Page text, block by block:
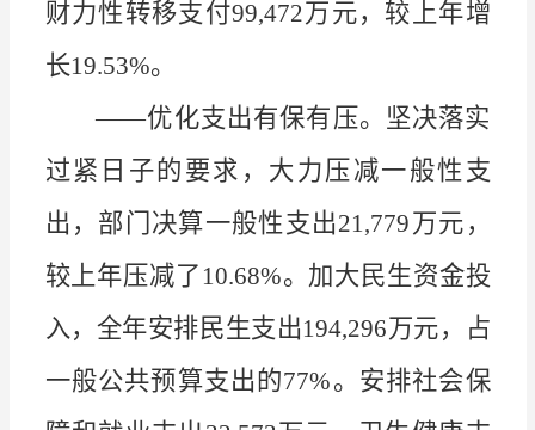
财力性转移支付99,472万元，较上年增
长19.53%。
——优化支出有保有压。坚决落实
过紧日子的要求，大力压减一般性支
出，部门决算一般性支出21,779万元，
较上年压减了 10.68%。加大民生资金投
入，全年安排民生支出194,296万元，占
一般公共预算支出的77%。安排社会保